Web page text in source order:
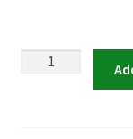
Kent